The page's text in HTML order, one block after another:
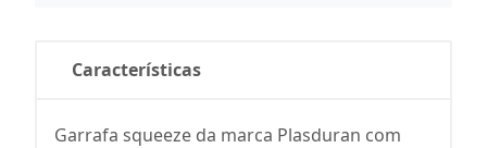
Características
Garrafa squeeze da marca Plasduran com